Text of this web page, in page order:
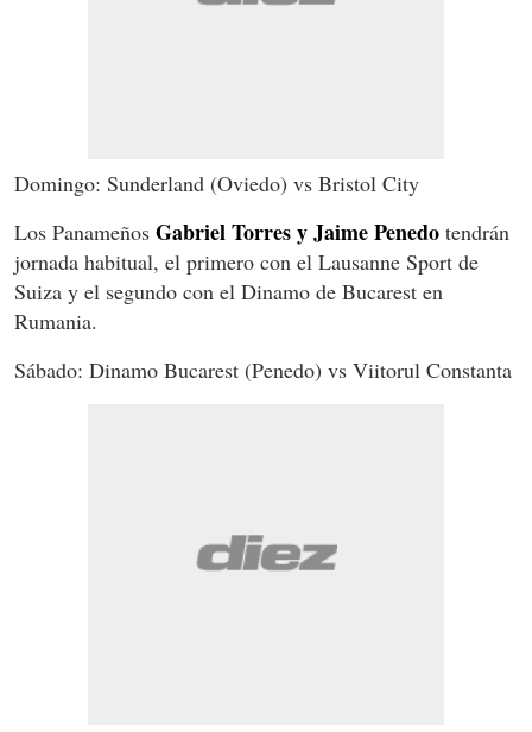
Domingo: Sunderland (Oviedo) vs Bristol City
Los Panameños Gabriel Torres y Jaime Penedo tendrán
jornada habitual, el primero con el Lausanne Sport de
Suiza y el segundo con el Dinamo de Bucarest en
Rumania.
Sábado: Dinamo Bucarest (Penedo) vs Viitorul Constanta